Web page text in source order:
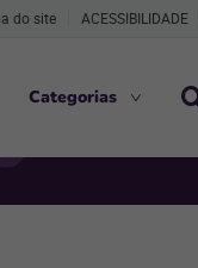
do site ACESSIBILIDADE
Categorias